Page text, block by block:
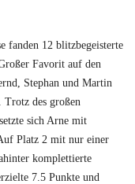
fanden 12 blitzbegeisterte
Favorit auf den
Stephan und Martin
Trotz des großen
sich Arne mit
Platz 2 mit nur einer
komplettierte
7.5 Punkte und